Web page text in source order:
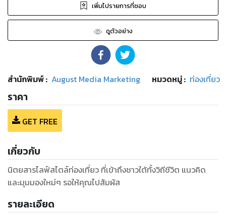
เพิ่มไปรายการที่ชอบ
ดูตัวอย่าง
สำนักพิมพ์: August Media Marketing หมวดหมู่: ท่องเที่ยว
ราคา
GET FREE
เกี่ยวกับ
นิตยสารไลฟ์สไตล์ท่องเที่ยว ที่เข้าถึงชาวใต้ทั้งวิถีชีวิต แนวคิด
และมุมมองใหม่ๆ รอให้คุณไปสัมผัส
รายละเอียด